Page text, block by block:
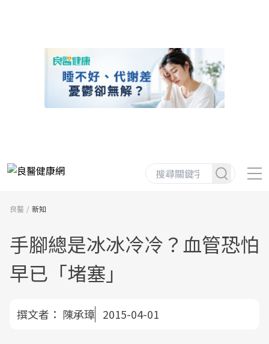
良醫 新知
手腳總是冰冰冷冷？血管恐怕
早已「堵塞」
撰文者： 陳承璋 2015-04-01